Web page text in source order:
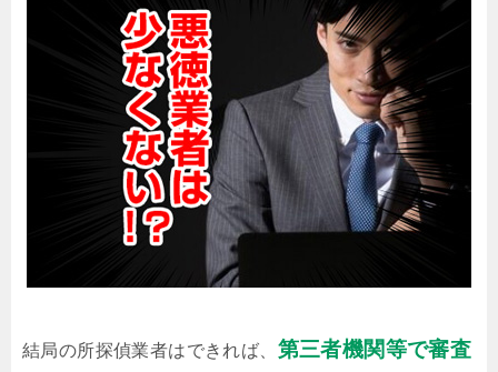
結局の所探偵業者はできれば、 第三者機関等で審査